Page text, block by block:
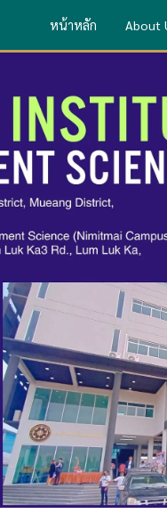
หน้าหลัก About